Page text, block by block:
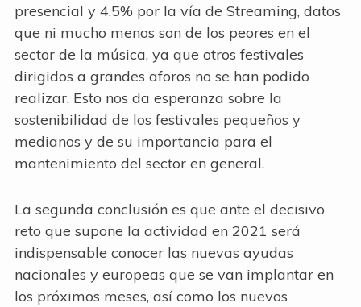
presencial y 4,5% por la vía de Streaming, datos
que ni mucho menos son de los peores en el
sector de la música, ya que otros festivales
dirigidos a grandes aforos no se han podido
realizar. Esto nos da esperanza sobre la
sostenibilidad de los festivales pequeños y
medianos y de su importancia para el
mantenimiento del sector en general.
La segunda conclusión es que ante el decisivo
reto que supone la actividad en 2021 será
indispensable conocer las nuevas ayudas
nacionales y europeas que se van implantar en
los próximos meses, así como los nuevos